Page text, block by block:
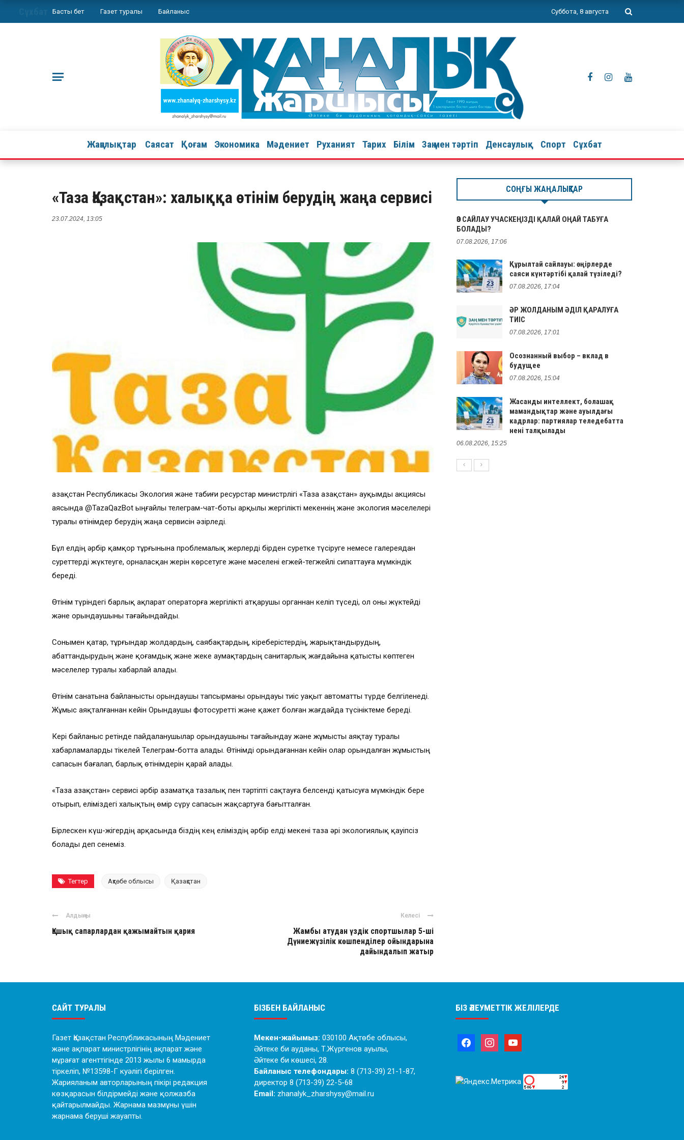
Басты бет Газет туралы Байланыс Суббота, 8 августа
Жаңалықтар Саясат Қоғам Экономика Мәдениет Руханият Тарих Білім Заң мен тәртіп Денсаулық Спорт Сұхбат
«Таза Қазақстан»: халыққа өтінім берудің жаңа сервисі
23.07.2024, 13:05
Қазақстан Республикасы Экология және табиғи ресурстар министрлігі «Таза Қазақстан» ауқымды акциясы
аясында @TazaQazBot ыңғайлы телеграм-чат-боты арқылы жергілікті мекеннің және экология мәселелері
туралы өтінімдер берудің жаңа сервисін әзірледі.
Бұл елдің әрбір қамқор тұрғынына проблемалық жерлерді бірден суретке түсіруге немесе галереядан
суреттерді жүктеуге, орналасқан жерін көрсетуге және мәселені егжей-тегжейлі сипаттауға мүмкіндік
береді.
Өтінім түріндегі барлық ақпарат операторға жергілікті атқарушы органнан келіп түседі, ол оны жүктейді
және орындаушыны тағайындайды.
Сонымен қатар, тұрғындар жолдардың, саябақтардың, кіреберістердің, жарықтандырудың,
абаттандырудың және қоғамдық және жеке аумақтардың санитарлық жағдайына қатысты көптеген
мәселелер туралы хабарлай алады.
Өтінім санатына байланысты орындаушы тапсырманы орындауы тиіс уақыт автоматты түрде белгіленеді.
Жұмыс аяқталғаннан кейін Орындаушы фотосуретті және қажет болған жағдайда түсініктеме береді.
Кері байланыс ретінде пайдаланушылар орындаушыны тағайындау және жұмысты аяқтау туралы
хабарламаларды тікелей Телеграм-ботта алады. Өтінімді орындағаннан кейін олар орындалған жұмыстың
сапасын бағалап, барлық өтінімдерін қарай алады.
«Таза Қазақстан» сервисі әрбір азаматқа тазалық пен тәртіпті сақтауға белсенді қатысуға мүмкіндік бере
отырып, еліміздегі халықтың өмір сүру сапасын жақсартуға бағытталған.
Бірлескен күш-жігердің арқасында біздің кең еліміздің әрбір елді мекені таза әрі экологиялық қауіпсіз
болады деп сенеміз.
Тегтер Ақтөбе облысы Қазақстан
Алдыңғы
Қашық сапарлардан қажымайтын қария
Келесі
Жамбы атудан үздік спортшылар 5-ші
Дүниежүзілік көшпенділер ойындарына
дайындалып жатыр
СОҢҒЫ ЖАҢАЛЫҚТАР
ӨЗ САЙЛАУ УЧАСКЕҢІЗДІ ҚАЛАЙ ОҢАЙ ТАБУҒА
БОЛАДЫ?
07.08.2026, 17:06
Құрылтай сайлауы: өңірлерде
саяси күнтәртібі қалай түзіледі?
07.08.2026, 17:04
ӘР ЖОЛДАНЫМ ӘДІЛ ҚАРАЛУҒА
ТИІС
07.08.2026, 17:01
Осознанный выбор – вклад в
будущее
07.08.2026, 15:04
Жасанды интеллект, болашақ
мамандықтар және ауылдағы
кадрлар: партиялар теледебатта
нені талқылады
06.08.2026, 15:25
САЙТ ТУРАЛЫ
Газет Қазақстан Республикасының Мәдениет
және ақпарат министрлігінің ақпарат және
мұрағат агенттігінде 2013 жылы 6 мамырда
тіркеліп, №13598-Г куәлігі берілген.
Жарияланым авторларының пікірі редакция
көзқарасын білдірмейді және қолжазба
қайтарылмайды. Жарнама мазмұны үшін
жарнама беруші жауапты.
БІЗБЕН БАЙЛАНЫС
Мекен-жайымыз: 030100 Ақтөбе облысы,
Әйтеке би ауданы, Т.Жүргенов ауылы,
Әйтеке би көшесі, 28.
Байланыс телефондары: 8 (713-39) 21-1-87,
директор 8 (713-39) 22-5-68
Email: zhanalyk_zharshysy@mail.ru
БІЗ ӘЛЕУМЕТТІК ЖЕЛІЛЕРДЕ